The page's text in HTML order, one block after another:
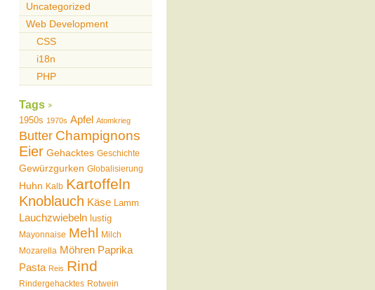
Uncategorized
Web Development
CSS
i18n
PHP
Tags
1950s 1970s Apfel Atomkrieg
Butter Champignons
Eier Gehacktes Geschichte
Gewürzgurken Globalisierung
Huhn Kalb Kartoffeln
Knoblauch Käse Lamm
Lauchzwiebeln lustig
Mayonnaise Mehl
Milch
Mozarella Möhren Paprika
Pasta Reis Rind
Rindergehacktes Rotwein